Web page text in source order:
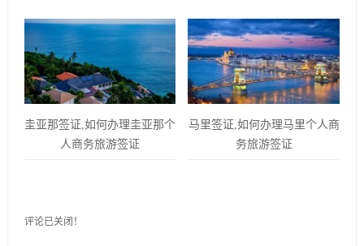
圭亚那签证,如何办理圭亚那个
人商务旅游签证
马里签证,如何办理马里个人商
务旅游签证
评论已关闭！